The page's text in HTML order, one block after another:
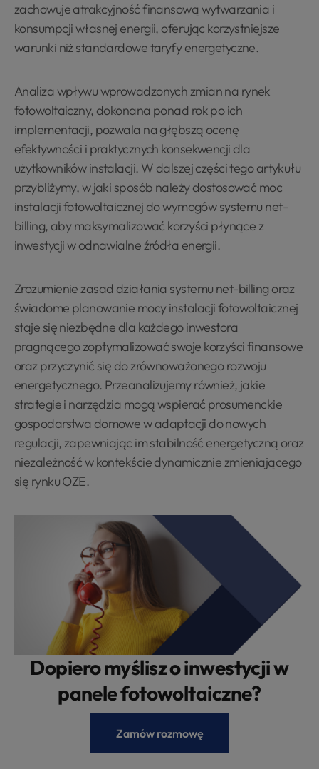
zachowuje atrakcyjność finansową wytwarzania i
konsumpcji własnej energii, oferując korzystniejsze
warunki niż standardowe taryfy energetyczne.
Analiza wpływu wprowadzonych zmian na rynek
fotowoltaiczny, dokonana ponad rok po ich
implementacji, pozwala na głębszą ocenę
efektywności i praktycznych konsekwencji dla
użytkowników instalacji. W dalszej części tego artykułu
przybliżymy, w jaki sposób należy dostosować moc
instalacji fotowoltaicznej do wymogów systemu net-
billing, aby maksymalizować korzyści płynące z
inwestycji w odnawialne źródła energii.
Zrozumienie zasad działania systemu net-billing oraz
świadome planowanie mocy instalacji fotowoltaicznej
staje się niezbędne dla każdego inwestora
pragnącego zoptymalizować swoje korzyści finansowe
oraz przyczynić się do zrównoważonego rozwoju
energetycznego. Przeanalizujemy również, jakie
strategie i narzędzia mogą wspierać prosumenckie
gospodarstwa domowe w adaptacji do nowych
regulacji, zapewniając im stabilność energetyczną oraz
niezależność w kontekście dynamicznie zmieniającego
się rynku OZE.
Dopiero myślisz o inwestycji w
panele fotowoltaiczne?
Zamów rozmowę